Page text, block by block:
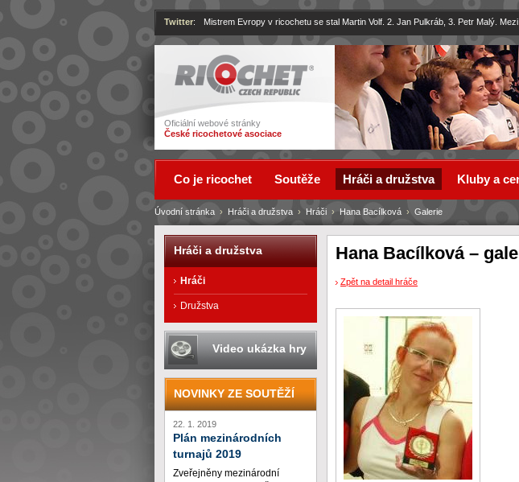
Ricochet
Oficiální webové stránky
České ricochetové asociace
Twitter: Mistrem Evropy v ricochetu se stal Martin Volf. 2. Jan Pulkráb, 3. Petr Malý.
Hana Bacílková –
Zpět na detail hráče
Úvodní stránka › Hráči a družstva › Hráči › Hana Bacílková › Galerie
Co je ricochet Soutěže Hráči a družstva Kluby a
Hráči a družstva
Hráči
Družstva
Video ukázka hry
NOVINKY ZE SOUTĚŽÍ
22. 1. 2019
Plán mezinárodních
turnajů 2019
Zveřejněny mezinárodní